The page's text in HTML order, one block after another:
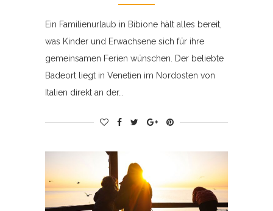
Ein Familienurlaub in Bibione hält alles bereit,
was Kinder und Erwachsene sich für ihre
gemeinsamen Ferien wünschen. Der beliebte
Badeort liegt in Venetien im Nordosten von
Italien direkt an der…